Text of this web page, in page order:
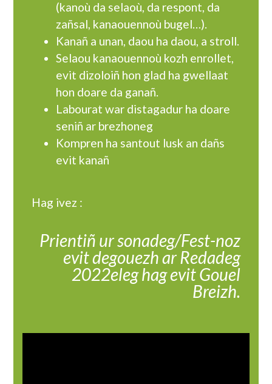
(kanoù da selaoù, da respont, da
zañsal, kanaouennoù bugel…).
Kanañ a unan, daou ha daou, a stroll.
Selaou kanaouennoù kozh enrollet,
evit dizoloiñ hon glad ha gwellaat
hon doare da ganañ.
Labourat war distagadur ha doare
seniñ ar brezhoneg
Kompren ha santout lusk an dañs
evit kanañ
Hag ivez :
Prientiñ ur sonadeg/Fest-noz
evit degouezh ar Redadeg
2022eleg hag evit Gouel
Breizh.